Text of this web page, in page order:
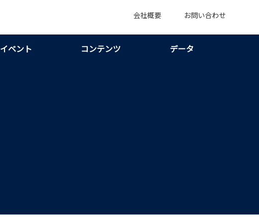
会社概要 お問い合わせ
イベント コンテンツ データ